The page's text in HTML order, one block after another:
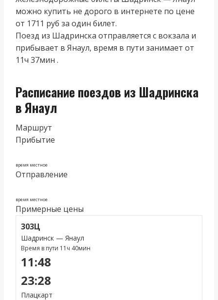
можно купить не дорого в интернете по цене
от 1711 руб за один билет.
Поезд из Шадринска отправляется с вокзала и
прибывает в Янаул, время в пути занимает от
11ч 37мин .
Расписание поездов из Шадринска
в Янаул
Маршрут
Прибытие
время местное
Отправление
время местное
Примерные цены
303Ц
Шадринск — Янаул
Время в пути 11ч 40мин
11:48
23:28
Плацкарт